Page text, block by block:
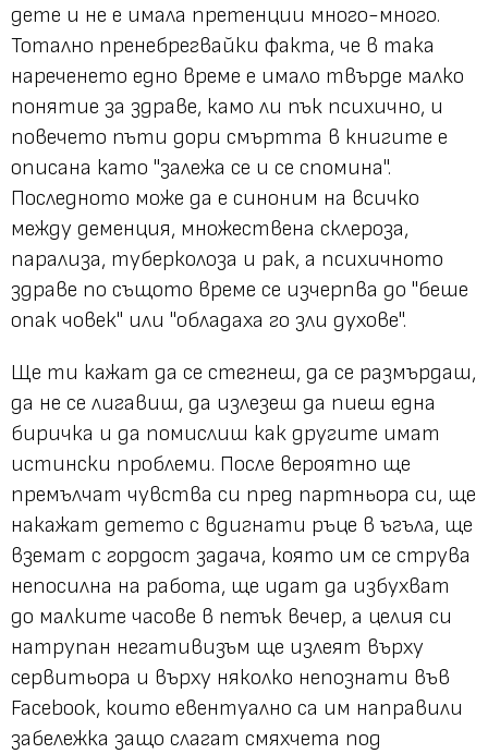
дете и не е имала претенции много-много.
Тотално пренебрегвайки факта, че в така
нареченето едно време е имало твърде малко
понятие за здраве, камо ли пък психично, и
повечето пъти дори смъртта в книгите е
описана като "залежа се и се спомина".
Последното може да е синоним на всичко
между деменция, множествена склероза,
парализа, туберколоза и рак, а психичното
здраве по същото време се изчерпва до "беше
опак човек" или "обладаха го зли духове".
Ще ти кажат да се стегнеш, да се размърдаш,
да не се лигавиш, да излезеш да пиеш една
биричка и да помислиш как другите имат
истински проблеми. После вероятно ще
премълчат чувства си пред партньора си, ще
накажат детето с вдигнати ръце в ъгъла, ще
вземат с гордост задача, която им се струва
непосилна на работа, ще идат да избухват
до малките часове в петък вечер, а целия си
натрупан негативизъм ще излеят върху
сервитьора и върху няколко непознати във
Facebook, които евентуално са им направили
забележка защо слагат смяхчета под